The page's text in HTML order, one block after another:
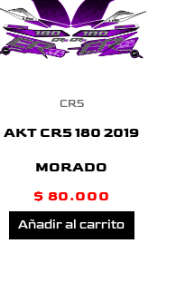
CR5
AKT CR5 180 2019
MORADO
$ 80.000
Añadir al carrito